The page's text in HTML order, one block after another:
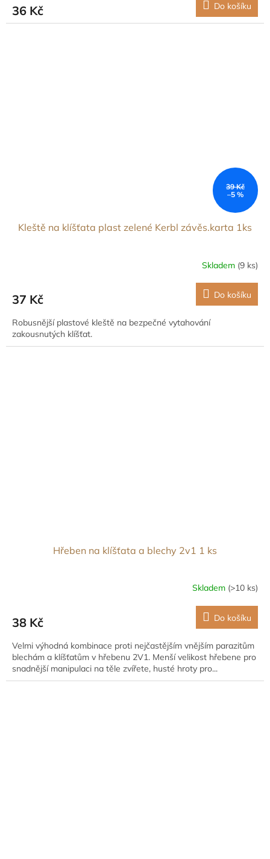
36 Kč Do košíku
39 Kč
–5 %
Kleště na klíšťata plast zelené Kerbl závěs.karta 1ks
Skladem (9 ks)
37 Kč Do košíku
Robusnější plastové kleště na bezpečné vytahování
zakousnutých klíšťat.
Hřeben na klíšťata a blechy 2v1 1 ks
Skladem (>10 ks)
38 Kč Do košíku
Velmi výhodná kombinace proti nejčastějším vnějším parazitům
blechám a klíšťatům v hřebenu 2V1. Menší velikost hřebene pro
snadnější manipulaci na těle zvířete, husté hroty pro...